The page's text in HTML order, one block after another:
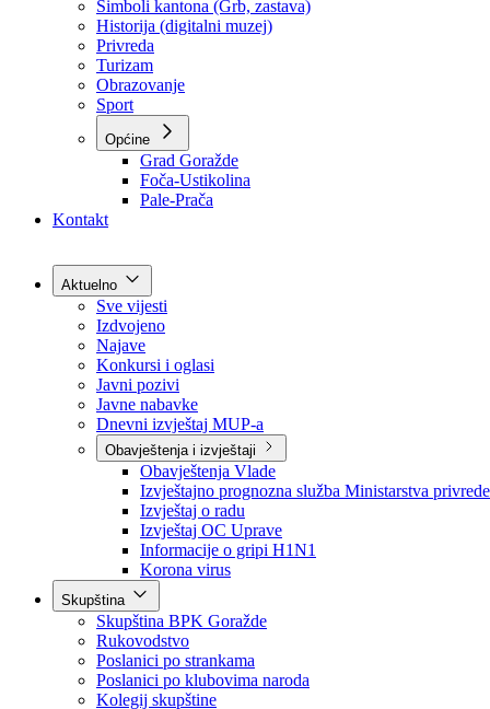
O kantonu
O kantonu
Simboli kantona (Grb, zastava)
Historija (digitalni muzej)
Privreda
Turizam
Obrazovanje
Sport
Općine
Kontakt
Aktuelno
Sve vijesti
Izdvojeno
Najave
Konkursi i oglasi
Javni pozivi
Javne nabavke
Dnevni izvještaj MUP-a
Obavještenja i izvještaji
Obavještenja Vlade
Izvještajno prognozna služba Ministarstva privrede
Izvještaj o radu
Izvještaj OC Uprave
Informacije o gripi H1N1
Korona virus
Skupština
Skupština BPK Goražde
Rukovodstvo